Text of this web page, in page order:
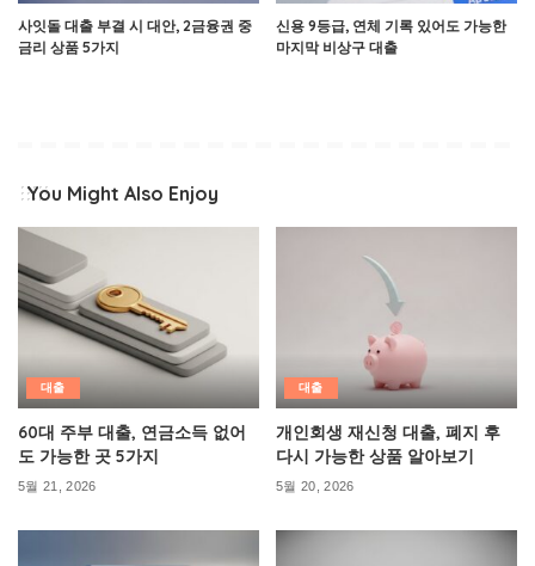
사잇돌 대출 부결 시 대안, 2금융권 중
금리 상품 5가지
신용 9등급, 연체 기록 있어도 가능한
마지막 비상구 대출
You Might Also Enjoy
대출
60대 주부 대출, 연금소득 없어
도 가능한 곳 5가지
5월 21, 2026
대출
개인회생 재신청 대출, 폐지 후
다시 가능한 상품 알아보기
5월 20, 2026